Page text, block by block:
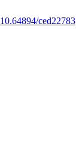
10.64894/ced22783